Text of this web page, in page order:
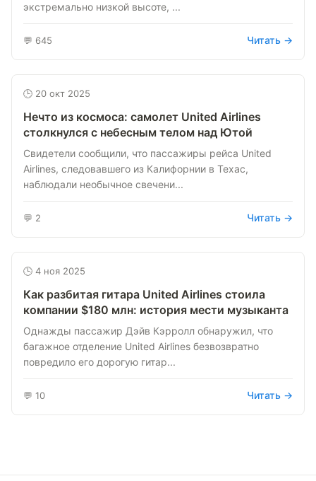
экстремально низкой высоте, ...
💬 645 Читать →
🕒 20 окт 2025
Нечто из космоса: самолет United Airlines
столкнулся с небесным телом над Ютой
Свидетели сообщили, что пассажиры рейса United
Airlines, следовавшего из Калифорнии в Техас,
наблюдали необычное свечени...
💬 2 Читать →
🕒 4 ноя 2025
Как разбитая гитара United Airlines стоила
компании $180 млн: история мести музыканта
Однажды пассажир Дэйв Кэрролл обнаружил, что
багажное отделение United Airlines безвозвратно
повредило его дорогую гитар...
💬 10 Читать →